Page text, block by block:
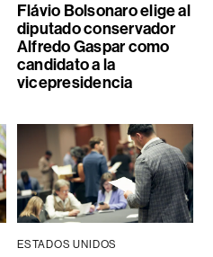
Flávio Bolsonaro elige al
diputado conservador
Alfredo Gaspar como
candidato a la
vicepresidencia
ESTADOS UNIDOS